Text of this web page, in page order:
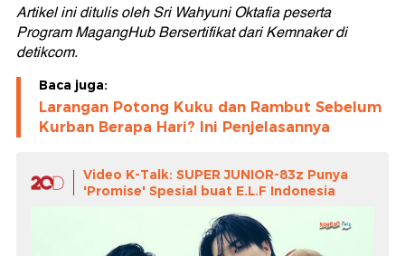
Artikel ini ditulis oleh Sri Wahyuni Oktafia peserta
Program MagangHub Bersertifikat dari Kemnaker di
detikcom.
Baca juga:
Larangan Potong Kuku dan Rambut Sebelum
Kurban Berapa Hari? Ini Penjelasannya
Video K-Talk: SUPER JUNIOR-83z Punya
'Promise' Spesial buat E.L.F Indonesia